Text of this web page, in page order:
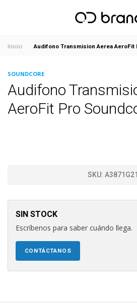
Inicio Audifono Transmision Aerea
SOUNDCORE
Audifono
AeroFit Pro
SKU: A3871G21
SIN STOCK
Escríbenos para saber cuándo llega.
CONTÁCTANOS